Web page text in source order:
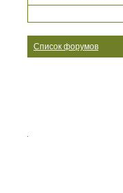
Список форумов